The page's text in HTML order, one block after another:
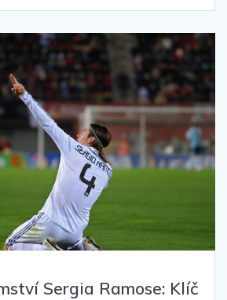
Sergia Ramose: Klíč